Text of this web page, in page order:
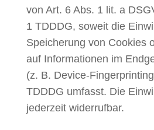
von Art. 6 Abs. 1 lit. a
1 TDDDG, soweit die
Speicherung von Cookies
auf Informationen im
(z. B. Device-
TDDDG umfasst. Die
jederzeit widerrufbar.